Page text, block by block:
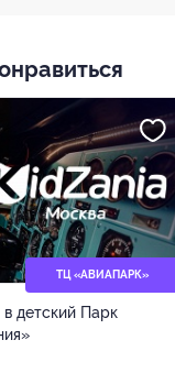
ТЦ «АВИАПАРК»
в детский Парк